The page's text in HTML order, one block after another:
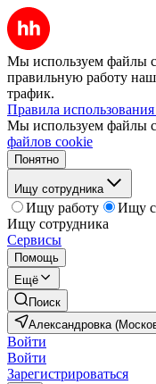
Мы используем файлы
правильную работу
трафик.
Правила
Мы используем файлы
файлов cookie
Понятно
Ищу сотрудника
Ищу работу
Ищу
Ищу сотрудника
Сервисы
Помощь
Ещё
Поиск
Александровка
Войти
Войти
Зарегистрироваться